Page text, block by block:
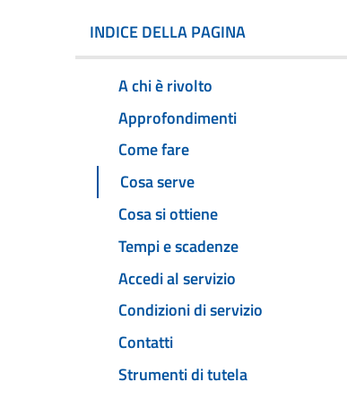
INDICE DELLA PAGINA
A chi è rivolto
Approfondimenti
Come fare
Cosa serve
Cosa si ottiene
Tempi e scadenze
Accedi al servizio
Condizioni di servizio
Contatti
Strumenti di tutela